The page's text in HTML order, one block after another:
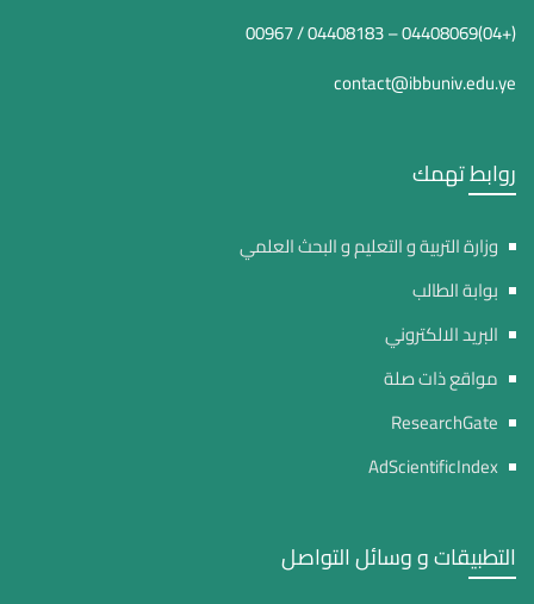
(+04)04408069 – 04408183 / 00967
contact@ibbuniv.edu.ye
روابط تهمك
وزارة التربية و التعليم و البحث العلمي
بوابة الطالب
البريد الالكتروني
مواقع ذات صلة
ResearchGate
AdScientificIndex
التطبيقات و وسائل التواصل